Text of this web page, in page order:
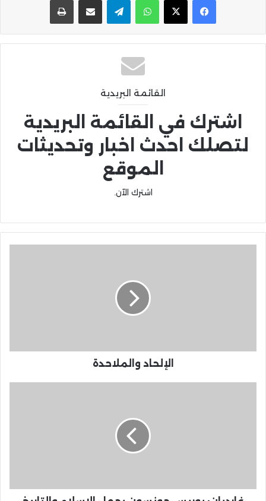
القائمة البريدية
اشترك في القائمة البريدية
لتصلك احدث اخبار وتحديثات
الموقع
اشترك الآن.
الإلحاد والملاحدة